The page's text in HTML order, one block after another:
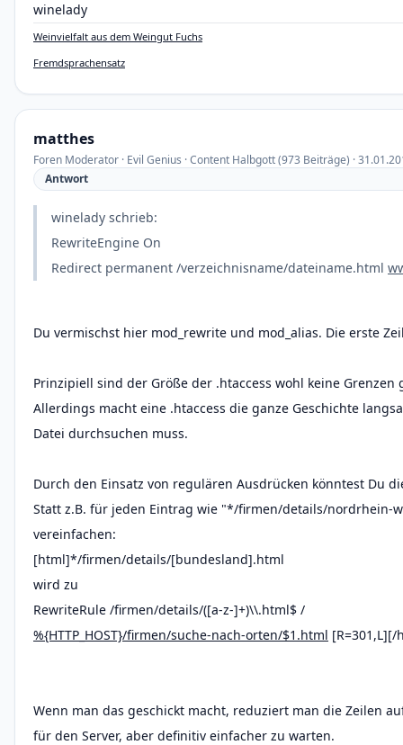
winelady
Weinvielfalt aus dem Weingut Fuchs
Fremdsprachensatz
matthes
Foren Moderator · Evil Genius · Content Halbgott (973 Beiträge) ·
Antwort
winelady schrieb:
RewriteEngine On
Redirect permanent /verzeichnisname/dateiname.html
Du vermischst hier mod_rewrite und mod_alias. Die erste
Prinzipiell sind der Größe der .htaccess wohl keine
Allerdings macht eine .htaccess die ganze Geschichte
Datei durchsuchen muss.
Durch den Einsatz von regulären Ausdrücken könntest Du
Statt z.B. für jeden Eintrag wie "*/firmen/details/nordrhein-
vereinfachen:
[html]*/firmen/details/[bundesland].html
wird zu
RewriteRule /firmen/details/([a-z-]+)\\.html$ /
%{HTTP_HOST}/firmen/suche-nach-orten/$1.html [R=301,L][/
Wenn man das geschickt macht, reduziert man die Zeilen
für den Server, aber definitiv einfacher zu warten.